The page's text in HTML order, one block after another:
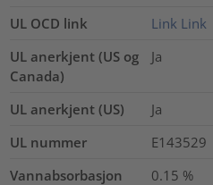
UL OCD link Link Link
UL anerkjent (US og
Canada)
Ja
UL anerkjent (US)
Ja
UL nummer
E143529
Vannabsorbasjon
0.15 %